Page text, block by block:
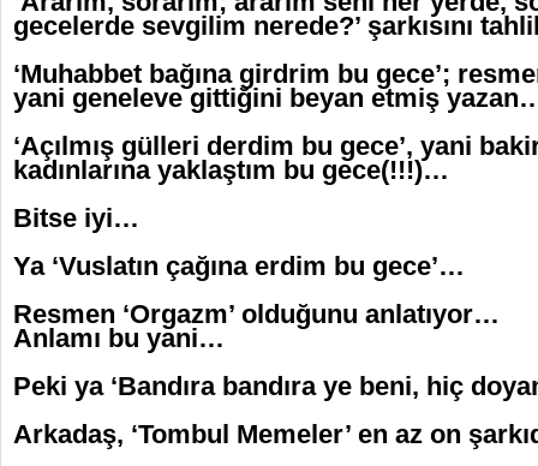
gecelerde sevgilim nerede?’ şarkısını
‘Muhabbet bağına girdrim bu gece’;
yani geneleve gittiğini beyan etmiş
‘Açılmış gülleri derdim bu gece’, yani
kadınlarına yaklaştım bu gece(!!!)…
Bitse iyi…
Ya ‘Vuslatın çağına erdim bu gece’…
Resmen ‘Orgazm’ olduğunu anlatıyor…
Anlamı bu yani…
Peki ya ‘Bandıra bandıra ye beni, hiç
Arkadaş, ‘Tombul Memeler’ en az on